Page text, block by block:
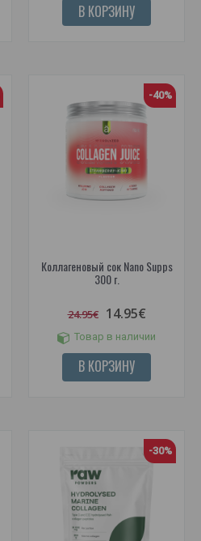
В КОРЗИНУ
-40%
Коллагеновый сок Nano Supps
300 г.
24.95€ 14.95€
Товар в наличии
В КОРЗИНУ
-30%